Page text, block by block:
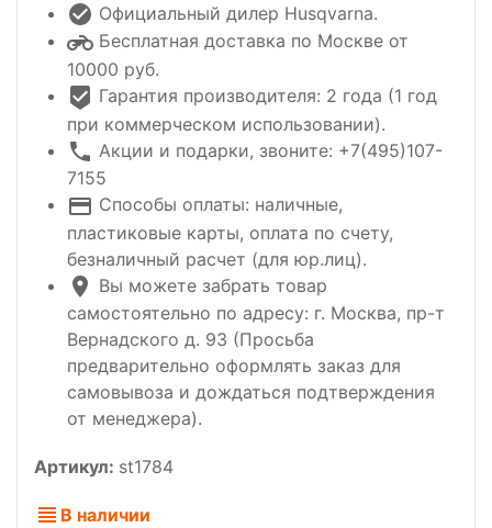
Официальный дилер Husqvarna.
Бесплатная доставка по Москве от
10000 руб.
Гарантия производителя: 2 года (1 год
при коммерческом использовании).
Акции и подарки, звоните: +7(495)107-
7155
Способы оплаты: наличные,
пластиковые карты, оплата по счету,
безналичный расчет (для юр.лиц).
Вы можете забрать товар
самостоятельно по адресу: г. Москва, пр-т
Вернадского д. 93 (Просьба
предварительно оформлять заказ для
самовывоза и дождаться подтверждения
от менеджера).
Артикул: st1784
В наличии